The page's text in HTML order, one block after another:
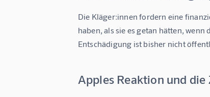
Die Kläger:innen fordern eine
haben, als sie es getan hätten,
Entschädigung ist bisher nicht
Apples Reaktion und